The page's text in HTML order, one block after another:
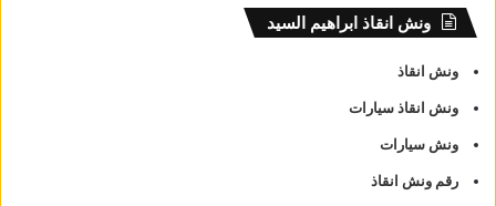
ونش انقاذ ابراهيم السيد
ونش انقاذ
ونش انقاذ سيارات
ونش سيارات
رقم ونش انقاذ